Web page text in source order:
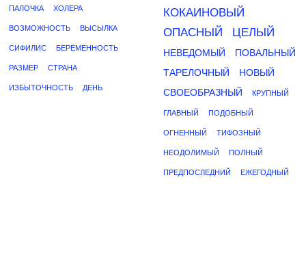
ПАЛОЧКА ХОЛЕРА
ВОЗМОЖНОСТЬ ВЫСЫЛКА
СИФИЛИС БЕРЕМЕННОСТЬ
РАЗМЕР СТРАНА
ИЗБЫТОЧНОСТЬ ДЕНЬ
КОКАИНОВЫЙ
ОПАСНЫЙ
ЦЕЛЫЙ
НЕВЕДОМЫЙ
ПОВАЛЬНЫЙ
ТАРЕЛОЧНЫЙ
НОВЫЙ
СВОЕОБРАЗНЫЙ
КРУПНЫЙ
ГЛАВНЫЙ ПОДОБНЫЙ
ОГНЕННЫЙ ТИФОЗНЫЙ
НЕОДОЛИМЫЙ ПОЛНЫЙ
ПРЕДПОСЛЕДНИЙ ЕЖЕГОДНЫЙ